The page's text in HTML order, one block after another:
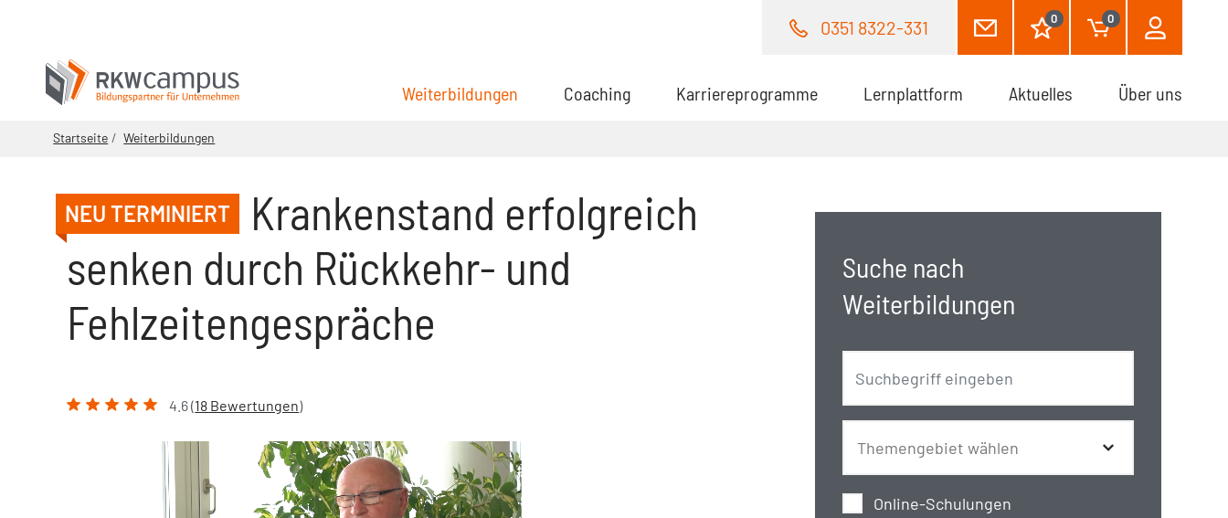
0351 8322-331 0 0
Weiterbildungen (aktuell)Coaching Karriereprogramme Lernplattform Aktuelles Über uns
Startseite Weiterbildungen
NEU TERMINIERT
Krankenstand erfolgreich
senken durch Rückkehr- und
Fehlzeitengespräche
4.6 (18 Bewertungen)
Suche nach
Weiterbildungen
Online-Schulungen